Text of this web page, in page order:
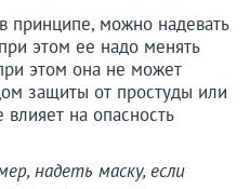
принципе, можно надевать
этом ее надо менять
этом она не может
защиты от простуды или
на опасность
надеть маску, если